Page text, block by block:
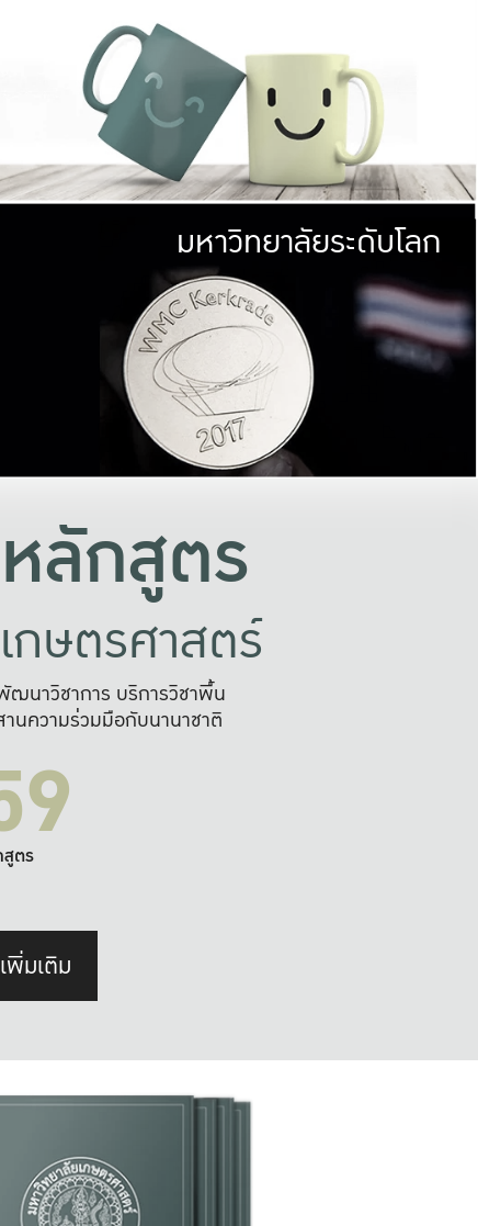
นาแน่น
ไร่
ให้กับประชาชน
คม
นดีอยู่ดี
งยั่งยืน
พกว้าง
ดเล็กๆ
มหาวิทยา
พร้อมที่จ
และผลักดันในการใช้ระบบส
เพื่อการทำงานแ
มหาวิทยาลัยระดับโลก
ลักสูตร
กษตรศาสตร์
นาวิชาการ บริการวิชาพื้น
านความร่วมมือกับนานาชาติ
ตร
พิ่มเติม